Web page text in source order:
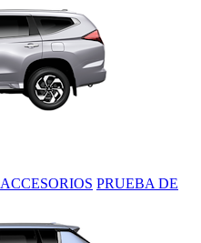
ACCESORIOS PRUEBA DE